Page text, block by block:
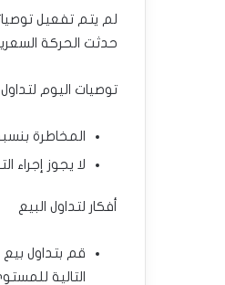
لم يتم تفعيل
حدثت الحركة
توصيات اليوم
المخاطرة بنسبة
لا يجوز إجراء التداولات إلا
أفكار لتداول البيع
قم بتداول
التالية للمستوي 1.0798 دولارًا أمريكيًا أو 1.0807 دولارًا أمريكيًا أو 1.0864